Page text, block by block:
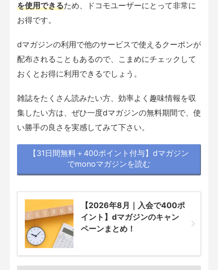
を使用できるため、ドコモユーザーにとって非常に
お得です。
dマガジンの利用で他のサービスで使えるクーポンが
配布されることもあるので、こまめにチェックして
おくとお得に利用できるでしょう。
雑誌をたくさん読みたい方、効率よく趣味情報を収
集したい方は、ぜひ一度dマガジンの無料期間で、使
い勝手の良さを実感してみて下さい。
【31日間無料＋400ポイント付与】dマガジン
でmonoマガジンを読む
【2026年8月｜入会で400ポ
イント】dマガジンのキャン
ペーンまとめ！